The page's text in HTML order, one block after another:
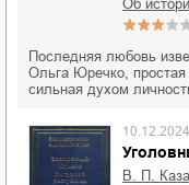
об
Последняя любовь
Ольга Юречко,
сильная духом
В. П.